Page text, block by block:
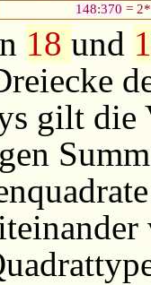
148:370 =
18 und
gilt die